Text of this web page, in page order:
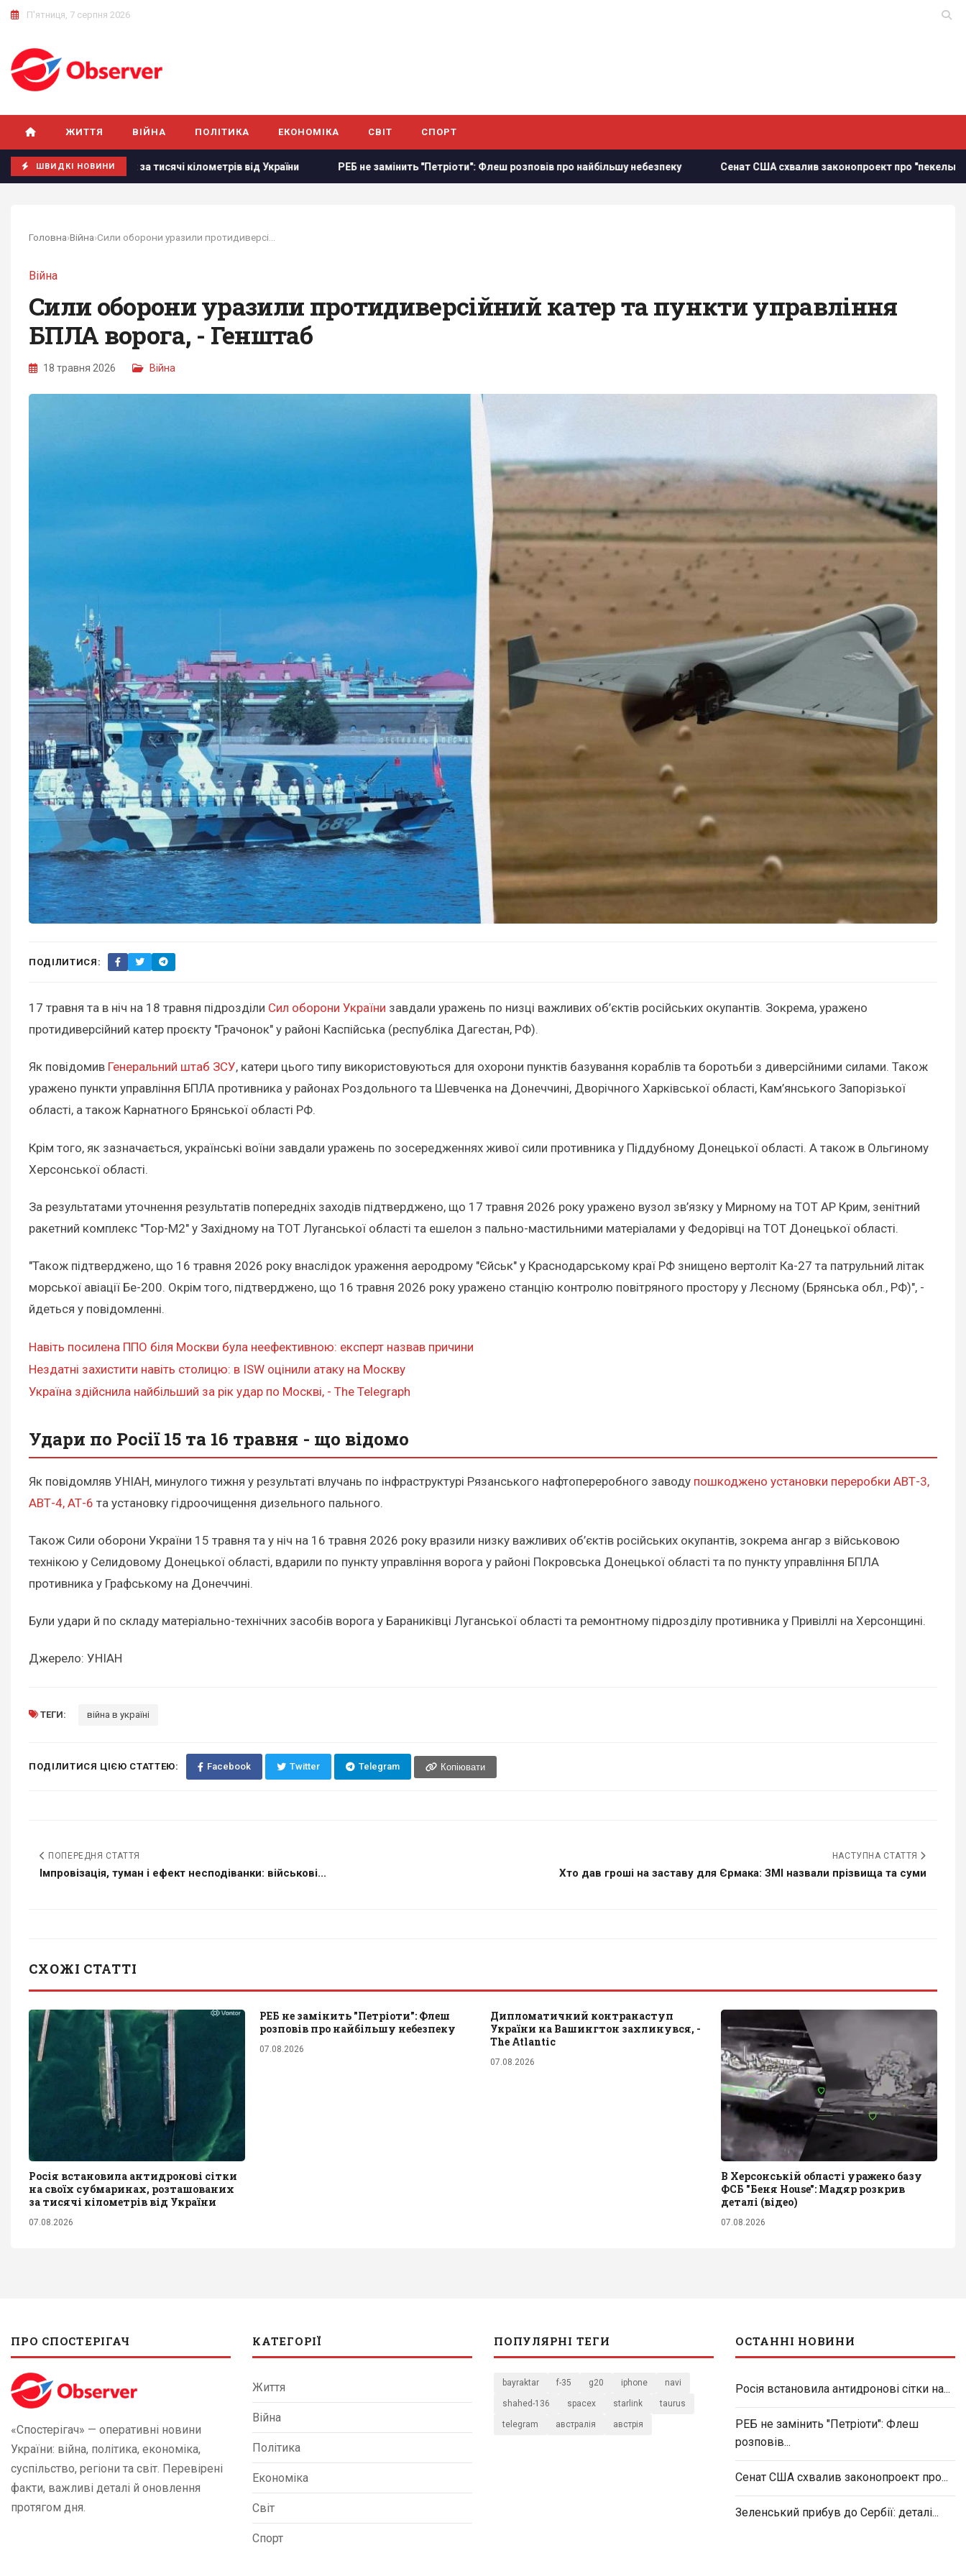
П'ятниця, 7 серпня 2026
ЖИТТЯ ВІЙНА ПОЛІТИКА ЕКОНОМІКА СВІТ СПОРТ
ШВИДКІ НОВИНИ
за тисячі кілометрів від України РЕБ не замінить "Петріоти": Флеш розповів про найбільшу небезпеку Сенат США схвалив законопроект про "пекельні санкції" проти РФ
Головна›Війна›
Війна
Сили оборони уразили протидиверсійний катер та пункти управління
БПЛА ворога, - Генштаб
18 травня 2026 Війна
ПОДІЛИТИСЯ:
17 травня та в ніч на 18 травня підрозділи Сил оборони України завдали уражень по низці важливих об’єктів російських окупантів. Зокрема, уражено
протидиверсійний катер проєкту "Грачонок" у районі Каспійська (республіка Дагестан, РФ).
Як повідомив Генеральний штаб ЗСУ, катери цього типу використовуються для охорони пунктів базування кораблів та боротьби з диверсійними силами. Також
уражено пункти управління БПЛА противника у районах Роздольного та Шевченка на Донеччині, Дворічного Харківської області, Кам’янського Запорізької
області, а також Карнатного Брянської області РФ.
Крім того, як зазначається, українські воїни завдали уражень по зосередженнях живої сили противника у Піддубному Донецької області. А також в Ольгиному
Херсонської області.
За результатами уточнення результатів попередніх заходів підтверджено, що 17 травня 2026 року уражено вузол зв’язку у Мирному на ТОТ АР Крим, зенітний
ракетний комплекс "Тор-М2" у Західному на ТОТ Луганської області та ешелон з пально-мастильними матеріалами у Федорівці на ТОТ Донецької області.
"Також підтверджено, що 16 травня 2026 року внаслідок ураження аеродрому "Єйськ" у Краснодарському краї РФ знищено вертоліт Ка-27 та патрульний літак
морської авіації Бе-200. Окрім того, підтверджено, що 16 травня 2026 року уражено станцію контролю повітряного простору у Лєсному (Брянська обл., РФ)", -
йдеться у повідомленні.
Навіть посилена ППО біля Москви була неефективною: експерт назвав причини
Нездатні захистити навіть столицю: в ISW оцінили атаку на Москву
Україна здійснила найбільший за рік удар по Москві, - The Telegraph
Удари по Росії 15 та 16 травня - що відомо
Як повідомляв УНІАН, минулого тижня у результаті влучань по інфраструктурі Рязанського нафтопереробного заводу пошкоджено установки переробки АВТ-3,
АВТ-4, АТ-6 та установку гідроочищення дизельного пального.
Також Сили оборони України 15 травня та у ніч на 16 травня 2026 року вразили низку важливих об’єктів російських окупантів, зокрема ангар з військовою
технікою у Селидовому Донецької області, вдарили по пункту управління ворога у районі Покровська Донецької області та по пункту управління БПЛА
противника у Графському на Донеччині.
Були удари й по складу матеріально-технічних засобів ворога у Бараниківці Луганської області та ремонтному підрозділу противника у Привіллі на Херсонщині.
Джерело: УНІАН
ТЕГИ: війна в україні
ПОДІЛИТИСЯ ЦІЄЮ СТАТТЕЮ: Facebook Twitter Telegram Копіювати
ПОПЕРЕДНЯ СТАТТЯ
Імпровізація, туман і ефект несподіванки: військові...
НАСТУПНА СТАТТЯ
Хто дав гроші на заставу для Єрмака: ЗМІ назвали прізвища та суми
СХОЖІ СТАТТІ
Росія встановила антидронові сітки
на своїх субмаринах, розташованих
за тисячі кілометрів від України
07.08.2026
РЕБ не замінить "Петріоти": Флеш
розповів про найбільшу небезпеку
07.08.2026
Дипломатичний контранаступ
України на Вашингтон захлинувся, -
The Atlantic
07.08.2026
В Херсонській області уражено базу
ФСБ "Беня House": Мадяр розкрив
деталі (відео)
07.08.2026
ПРО СПОСТЕРІГАЧ
«Спостерігач» — оперативні новини
України: війна, політика, економіка,
суспільство, регіони та світ. Перевірені
факти, важливі деталі й оновлення
протягом дня.
КАТЕГОРІЇ
Життя
Війна
Політика
Економіка
Світ
Спорт
ПОПУЛЯРНІ ТЕГИ
bayraktar f-35 g20 iphone navi
shahed-136 spacex starlink taurus
telegram австралія австрія
ОСТАННІ НОВИНИ
Росія встановила антидронові сітки на...
РЕБ не замінить "Петріоти": Флеш
розповів...
Сенат США схвалив законопроект про...
Зеленський прибув до Сербії: деталі...